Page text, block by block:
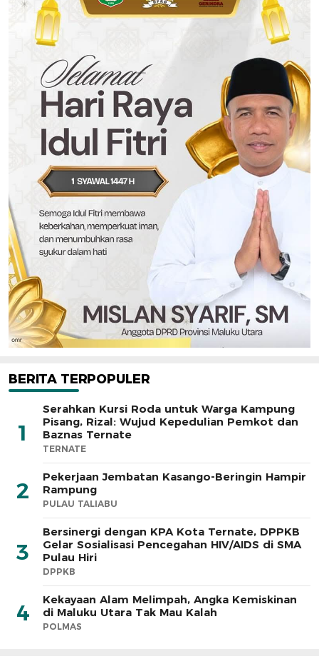
BERITA TERPOPULER
1
Serahkan Kursi Roda untuk Warga Kampung
Pisang, Rizal: Wujud Kepedulian Pemkot dan
Baznas Ternate
TERNATE
2
Pekerjaan Jembatan Kasango-Beringin Hampir
Rampung
PULAU TALIABU
3
Bersinergi dengan KPA Kota Ternate, DPPKB
Gelar Sosialisasi Pencegahan HIV/AIDS di SMA
Pulau Hiri
DPPKB
4
Kekayaan Alam Melimpah, Angka Kemiskinan
di Maluku Utara Tak Mau Kalah
POLMAS